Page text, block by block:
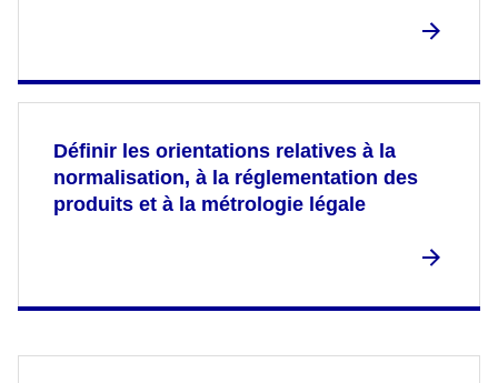
Définir les orientations relatives à la
normalisation, à la réglementation des
produits et à la métrologie légale